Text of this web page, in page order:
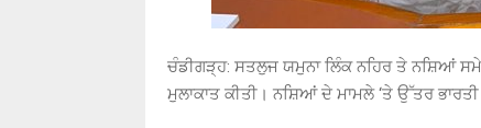
ਚੰਡੀਗੜ੍ਹ: ਸਤਲੁਜ ਯਮੁਨਾ ਲਿੰਕ ਨਹਿਰ ਤੇ ਨਸ਼ਿਆਂ
ਮੁਲਾਕਾਤ ਕੀਤੀ। ਨਸ਼ਿਆਂ ਦੇ ਮਾਮਲੇ ‘ਤੇ ਉੱਤਰ